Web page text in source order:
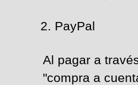
PayPal
Al pagar a
"compra a